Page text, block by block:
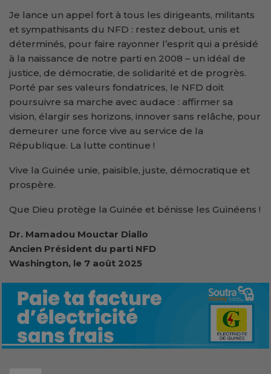
Je lance un appel fort à tous les dirigeants, militants
et sympathisants du NFD : restez debout, unis et
déterminés, pour faire rayonner l’esprit qui a présidé
à la naissance de notre parti en 2008 – un idéal de
justice, de démocratie, de solidarité et de progrès.
Porté par ses valeurs fondatrices, le NFD doit
poursuivre sa marche avec audace : affirmer sa
vision, élargir ses horizons, innover sans relâche, pour
demeurer une force vive au service de la
République. La lutte continue !
Vive la Guinée unie, paisible, juste, démocratique et
prospère.
Que Dieu protège la Guinée et bénisse les Guinéens !
Dr. Mamadou Mouctar Diallo
Ancien Président du parti NFD
Washington, le 7 août 2025